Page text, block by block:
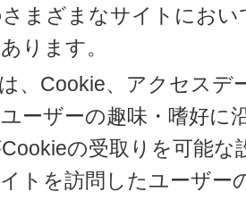
まざまなサイトにお
ります。
、Cookie、アクセスデ
ーザーの趣味・嗜好に
の受取りを可能
トを訪問したユーザー